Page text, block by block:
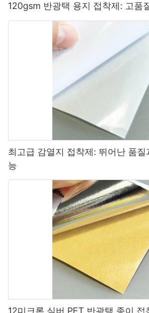
120gsm 반광택 용지 접착제: 고품
최고급 감열지 접착제: 뛰어난 품질
능